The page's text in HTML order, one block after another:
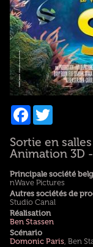
Facebook
Twitter
Sortie en
Animation 3D
Principale société
nWave Pictures
Autres sociétés de
Studio Canal
Réalisation
Ben Stassen
Scénario
Domonic Paris, Ben